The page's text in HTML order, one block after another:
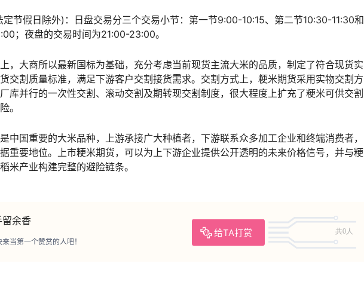
节假日除外)：日盘交易分三个交易小节：第一节9:00-10:15、第二节10:30-11:30和
；夜盘的交易时间为21:00-23:00。
，大商所以最新国标为基础，充分考虑当前现货主流大米的品质，制定了符合现货实
交割质量标准，满足下游客户交割接货需求。交割方式上，粳米期货采用实物交割方
库并行的一次性交割、滚动交割及期转现交割制度，很大程度上扩充了粳米可供交割
。
中国重要的大米品种，上游承接广大种植者，下游联系众多加工企业和终端消费者，
重要地位。上市粳米期货，可以为上下游企业提供公开透明的未来价格信号，并与粳
米产业构建完整的避险链条。
留余香
给TA打赏 共0人
当第一个赞赏的人吧！